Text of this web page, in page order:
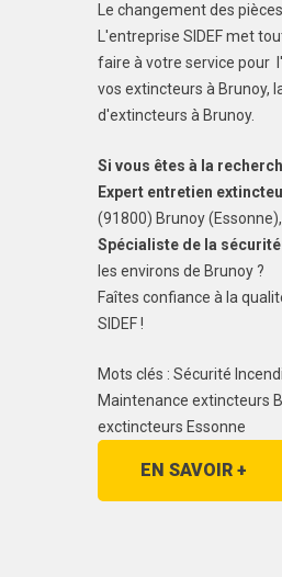
Le changement des
L'entreprise SIDEF met
faire à votre service pour
vos extincteurs à Brunoy,
d'extincteurs à Brunoy.
Si vous êtes à la
Expert entretien
(91800) Brunoy (Essonne),
Spécialiste de la
les environs de Brunoy ?
Faîtes confiance à la
SIDEF !
Mots clés : Sécurité
Maintenance extincteurs
exctincteurs Essonne
EN SAVOIR +